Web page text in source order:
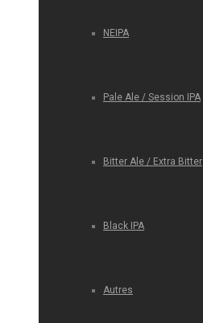
NEIPA
Pale Ale / Session IPA
Bitter Ale / Extra Bitter
Black IPA
Autres